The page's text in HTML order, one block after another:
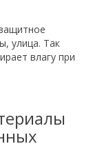
улица. Так
влагу при